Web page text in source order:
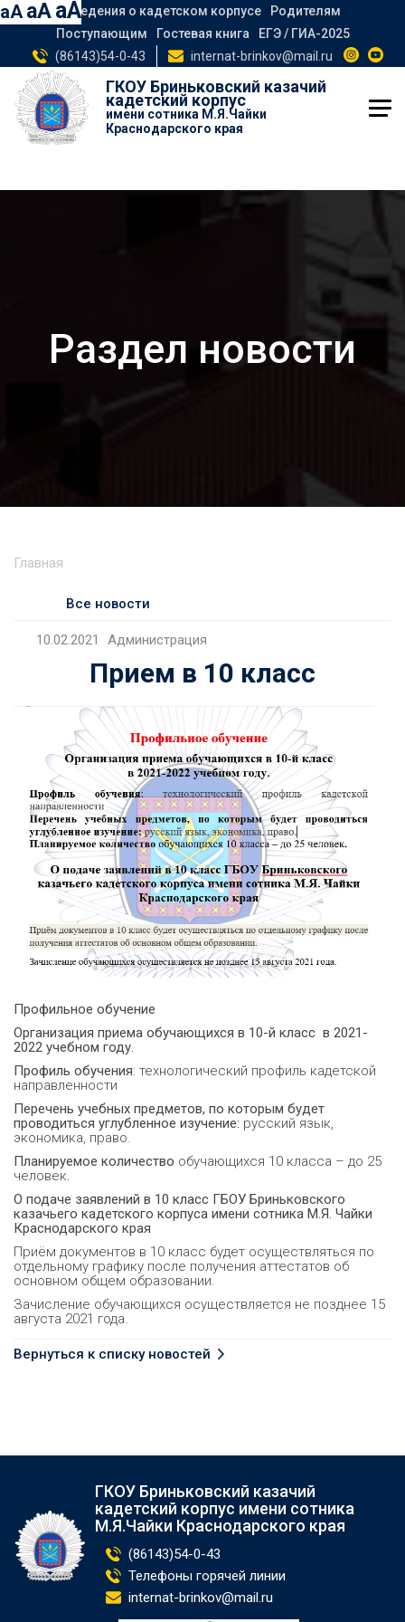
aA aAaA
Сведения о кадетском корпусе
Родителям
Поступающим
Гостевая книга
ЕГЭ / ГИА-2025
(86143)54-0-43
internat-brinkov@mail.ru
ГКОУ Бриньковский казачий
кадетский корпус
имени сотника М.Я.Чайки
Краснодарского края
Раздел новости
Главная
Все новости
10.02.2021 Администрация
Прием в 10 класс
Профильное обучение
Организация приема обучающихся в 10-й класс в 2021-
2022 учебном году.
Профиль обучения: технологический профиль кадетской
направленности
Перечень учебных предметов, по которым будет
проводиться углубленное изучение: русский язык,
экономика, право.
Планируемое количество обучающихся 10 класса – до 25
человек.
О подаче заявлений в 10 класс ГБОУ Бриньковского
казачьего кадетского корпуса имени сотника М.Я. Чайки
Краснодарского края
Приём документов в 10 класс будет осуществляться по
отдельному графику после получения аттестатов об
основном общем образовании.
Зачисление обучающихся осуществляется не позднее 15
августа 2021 года.
Вернуться к списку новостей
ГКОУ Бриньковский казачий
кадетский корпус имени сотника
М.Я.Чайки Краснодарского края
(86143)54-0-43
Телефоны горячей линии
internat-brinkov@mail.ru